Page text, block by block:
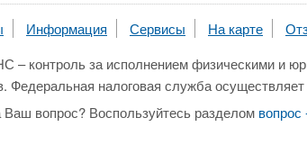
Информация Сервисы На карте
– контроль за исполнением физическими и
Федеральная налоговая служба
вопрос? Воспользуйтесь разделом вопрос